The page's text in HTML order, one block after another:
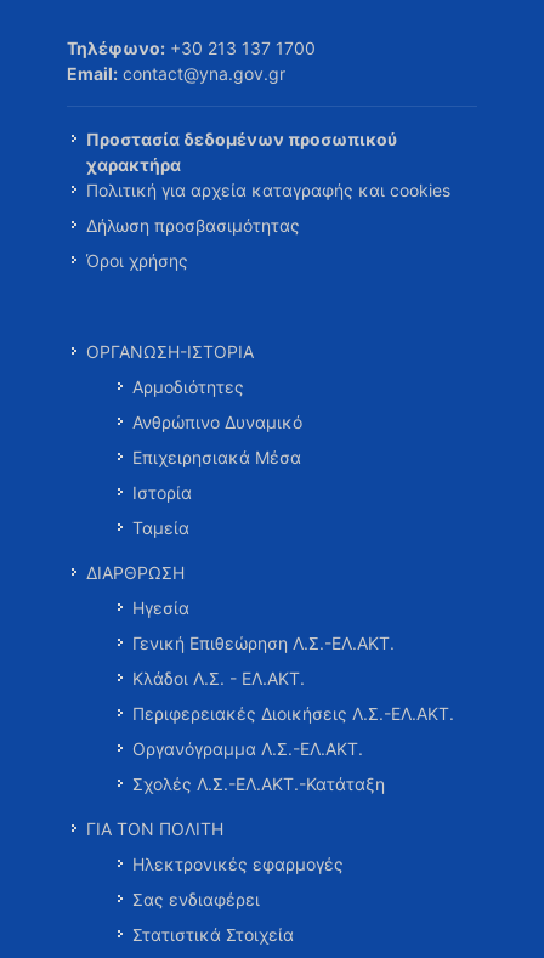
Τηλέφωνο: +30 213 137 1700
Email: contact@yna.gov.gr
Προστασία δεδομένων προσωπικού
χαρακτήρα
Πολιτική για αρχεία καταγραφής και cookies
Δήλωση προσβασιμότητας
Όροι χρήσης
ΟΡΓΑΝΩΣΗ-ΙΣΤΟΡΙΑ
Αρμοδιότητες
Ανθρώπινο Δυναμικό
Επιχειρησιακά Μέσα
Ιστορία
Ταμεία
ΔΙΑΡΘΡΩΣΗ
Ηγεσία
Γενική Επιθεώρηση Λ.Σ.-ΕΛ.ΑΚΤ.
Κλάδοι Λ.Σ. - ΕΛ.ΑΚΤ.
Περιφερειακές Διοικήσεις Λ.Σ.-ΕΛ.ΑΚΤ.
Οργανόγραμμα Λ.Σ.-ΕΛ.ΑΚΤ.
Σχολές Λ.Σ.-ΕΛ.ΑΚΤ.-Κατάταξη
ΓΙΑ ΤΟΝ ΠΟΛΙΤΗ
Ηλεκτρονικές εφαρμογές
Σας ενδιαφέρει
Στατιστικά Στοιχεία